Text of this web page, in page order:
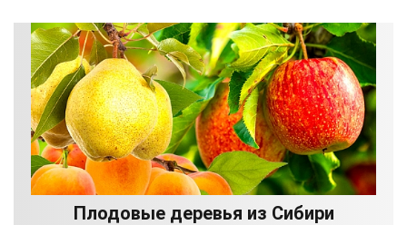
Плодовые деревья из Сибири